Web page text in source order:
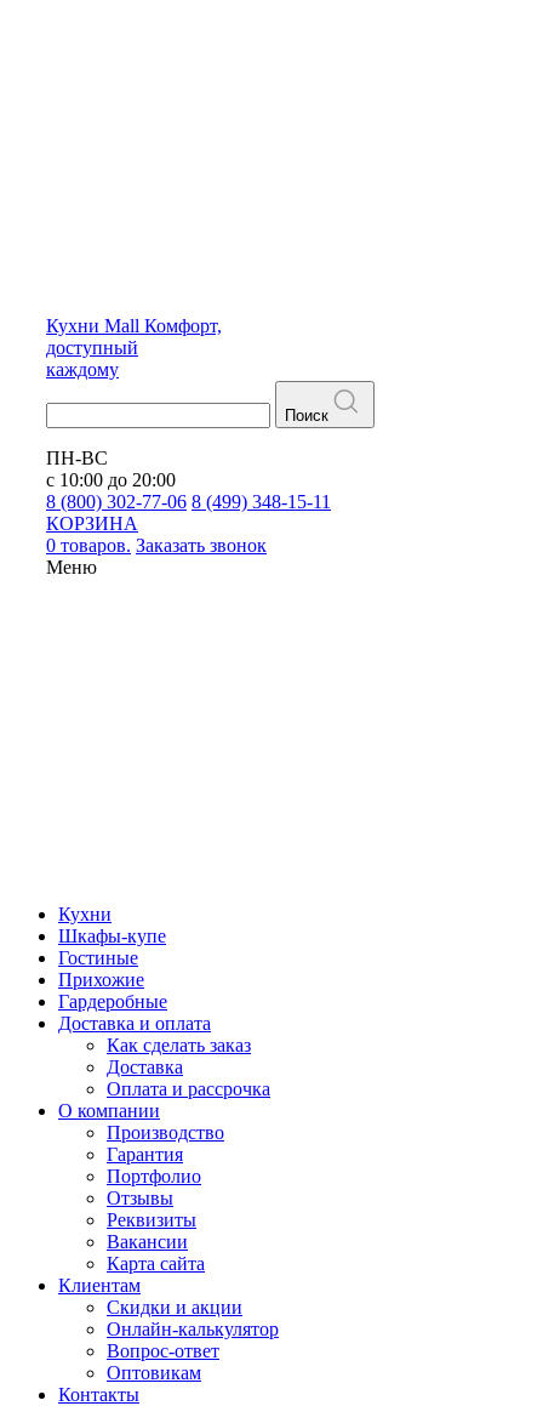
Кухни Mall Комфорт,
доступный
каждому
Поиск
ПН-ВС
с 10:00 до 20:00
8 (800) 302-77-06 8 (499) 348-15-11
КОРЗИНА
0 товаров. Заказать звонок
Меню
Кухни
Шкафы-купе
Гостиные
Прихожие
Гардеробные
Доставка и оплата
Как сделать заказ
Доставка
Оплата и рассрочка
О компании
Производство
Гарантия
Портфолио
Отзывы
Реквизиты
Вакансии
Карта сайта
Клиентам
Скидки и акции
Онлайн-калькулятор
Вопрос-ответ
Оптовикам
Контакты